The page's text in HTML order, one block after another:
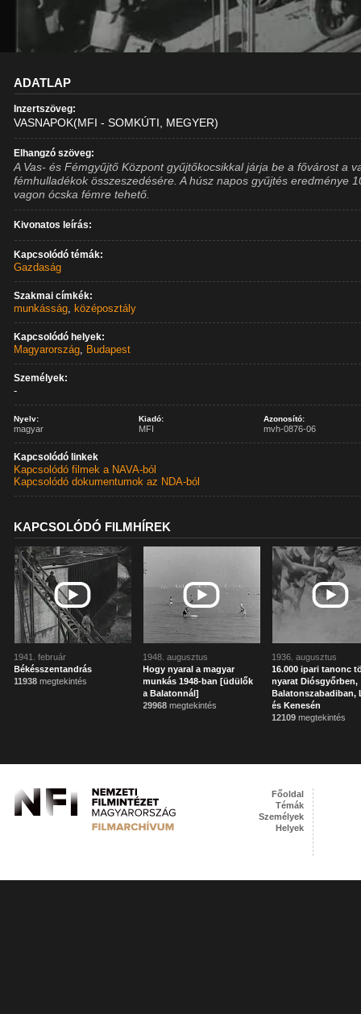
ADATLAP
Inzertszöveg:
VASNAPOK(MFI - SOMKÚTI, MEGYER)
Elhangzó szöveg:
A Vas- és Fémgyűjtő Központ gyűjtőkocsikkal járja be a fővárost a
fémhulladékok összeszedésére. A húsz napos gyűjtés eredménye
vagon ócska fémre tehető.
Kivonatos leírás:
Kapcsolódó témák:
Gazdaság
Szakmai címkék:
munkásság, középosztály
Kapcsolódó helyek:
Magyarország, Budapest
Személyek:
-
Nyelv:
magyar
Kiadó:
MFI
Azonosító:
mvh-0876-06
Kapcsolódó linkek
Kapcsolódó filmek a NAVA-ból
Kapcsolódó dokumentumok az NDA-ból
KAPCSOLÓDÓ FILMHÍREK
1941. február
Békésszentandrás
11938 megtekintés
1948. augusztus
Hogy nyaral a magyar
munkás 1948-ban [üdülők
a Balatonnál]
29968 megtekintés
1936. augusztus
16.000 ipari tanonc
nyarat Diósgyőrben,
Balatonszabadiban,
és Kenesén
12109 megtekintés
Főoldal
Témák
Személyek
Helyek